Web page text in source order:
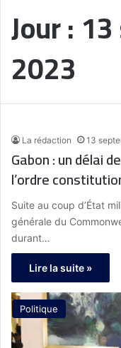
Jour :
2023
La rédaction 13
Gabon : un délai
l’ordre
Suite au coup d’État
générale du
durant…
Lire la suite »
Politique